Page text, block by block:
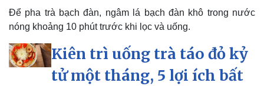
Vì cộng đồng
Chuyển đổi số
Để pha trà bạch đàn, ngâm lá bạch đàn khô trong nước
nóng khoảng 10 phút trước khi lọc và uống.
Kiên trì uống trà táo đỏ kỷ
tử một tháng, 5 lợi ích bất